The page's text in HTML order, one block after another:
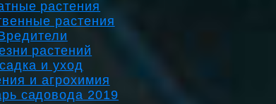
растения
растения
растений
и уход
и агрохимия
садовода 2019